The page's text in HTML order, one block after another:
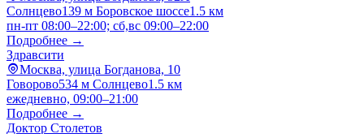
Солнцево139 м Боровское шоссе1.5 км
пн-пт 08:00–22:00; сб,вс 09:00–22:00
Подробнее →
Здравсити
Москва, улица Богданова, 10
Говорово534 м Солнцево1.5 км
ежедневно, 09:00–21:00
Подробнее →
Доктор Столетов